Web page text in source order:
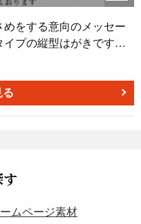
めをする意向のメッセー
プの縦型はがきです。
を今回で最後にした
なったら相手が心配を
料公開中です。 年末
を確保できなかった
備する派の方にも使っ
る
ムページ素材